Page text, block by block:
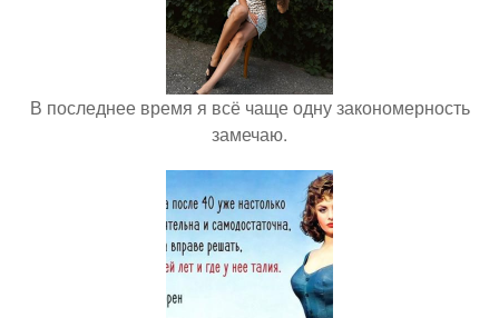
В последнее время я всё чаще одну закономерность
замечаю.